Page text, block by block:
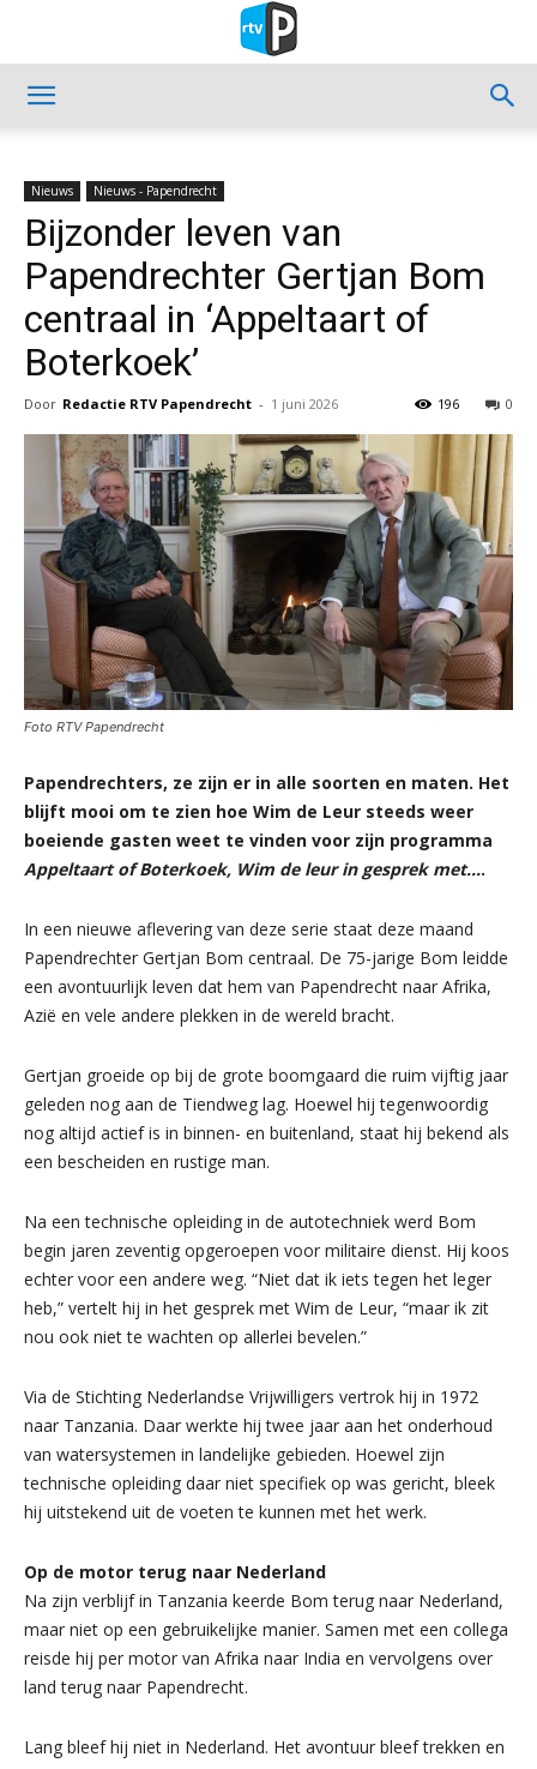
Nieuws Nieuws - Papendrecht
Bijzonder leven van
Papendrechter Gertjan Bom
centraal in ‘Appeltaart of
Boterkoek’
Door Redactie RTV Papendrecht - 1 juni 2026 0
196
Foto RTV Papendrecht
Papendrechters, ze zijn er in alle soorten en maten. Het
blijft mooi om te zien hoe Wim de Leur steeds weer
boeiende gasten weet te vinden voor zijn programma
Appeltaart of Boterkoek, Wim de leur in gesprek met….
In een nieuwe aflevering van deze serie staat deze maand
Papendrechter Gertjan Bom centraal. De 75-jarige Bom leidde
een avontuurlijk leven dat hem van Papendrecht naar Afrika,
Azië en vele andere plekken in de wereld bracht.
Gertjan groeide op bij de grote boomgaard die ruim vijftig jaar
geleden nog aan de Tiendweg lag. Hoewel hij tegenwoordig
nog altijd actief is in binnen- en buitenland, staat hij bekend als
een bescheiden en rustige man.
Na een technische opleiding in de autotechniek werd Bom
begin jaren zeventig opgeroepen voor militaire dienst. Hij koos
echter voor een andere weg. “Niet dat ik iets tegen het leger
heb,” vertelt hij in het gesprek met Wim de Leur, “maar ik zit
nou ook niet te wachten op allerlei bevelen.”
Via de Stichting Nederlandse Vrijwilligers vertrok hij in 1972
naar Tanzania. Daar werkte hij twee jaar aan het onderhoud
van watersystemen in landelijke gebieden. Hoewel zijn
technische opleiding daar niet specifiek op was gericht, bleek
hij uitstekend uit de voeten te kunnen met het werk.
Op de motor terug naar Nederland
Na zijn verblijf in Tanzania keerde Bom terug naar Nederland,
maar niet op een gebruikelijke manier. Samen met een collega
reisde hij per motor van Afrika naar India en vervolgens over
land terug naar Papendrecht.
Lang bleef hij niet in Nederland. Het avontuur bleef trekken en